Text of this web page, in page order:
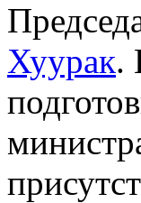
Хуурак.